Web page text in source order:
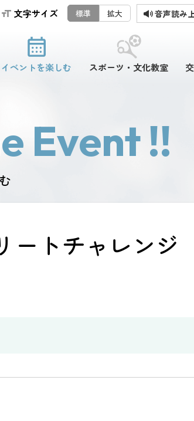
文字サイズ 標準 拡大 音声読み
イベントを楽しむ スポーツ・文化教室
Event !!
ートチャレンジ